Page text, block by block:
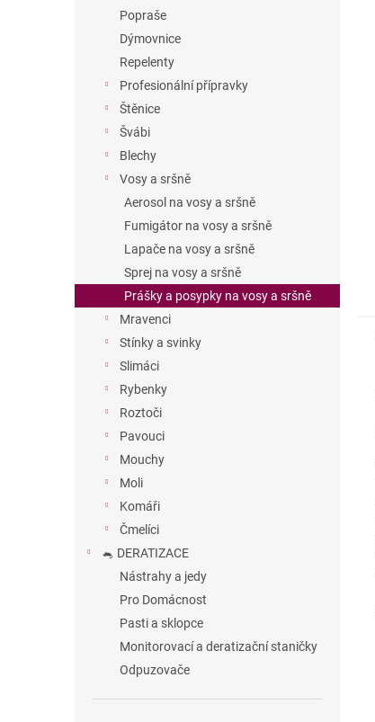
Popraše
Dýmovnice
Repelenty
Profesionální přípravky
Štěnice
Švábi
Blechy
Vosy a sršně
Aerosol na vosy a sršně
Fumigátor na vosy a sršně
Lapače na vosy a sršně
Sprej na vosy a sršně
Prášky a posypky na vosy a sršně
Mravenci
Stínky a svinky
Slimáci
Rybenky
Roztoči
Pavouci
Mouchy
Moli
Komáři
Čmelíci
🐁 DERATIZACE
Nástrahy a jedy
Pro Domácnost
Pasti a sklopce
Monitorovací a deratizační staničky
Odpuzovače